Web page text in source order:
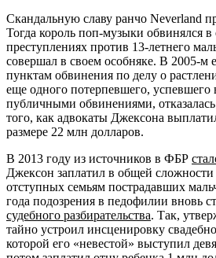
Скандальную славу ранчо Neverland
Тогда король поп-музыки обвинялся в
преступлениях против 13-летнего
совершал в своем особняке. В 2005-м
пунктам обвинения по делу о
еще одного потерпевшего, успевшего
публичными обвинениями,
того, как адвокаты Джексона
размере 22 млн долларов.
В 2013 году из источников в ФБР
Джексон заплатил в общей
отступных семьям пострадавших
года подозрения в педофилии вновь
судебного разбирательства. Так,
тайно устроил инсценировку
которой его «невестой» выступил